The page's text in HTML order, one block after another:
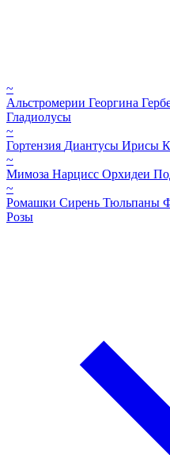
~
Альстромерии Георгина
Гладиолусы
~
Гортензия Диантусы Ирисы
~
Мимоза Нарцисс Орхидеи
~
Ромашки Сирень Тюльпаны
Розы